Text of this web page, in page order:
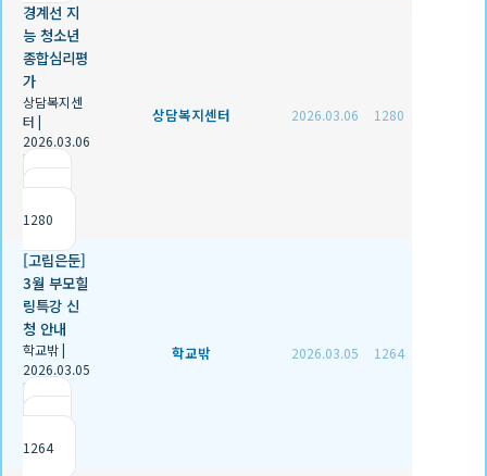
경계선 지
능 청소년
종합심리평
가
상담복지센
터 |
2026.03.06
|
1280
상담복지센터 2026.03.06 1280
[고립은둔]
3월 부모힐
링특강 신
청 안내
학교밖|
2026.03.05
|
1264
학교밖 2026.03.05 1264